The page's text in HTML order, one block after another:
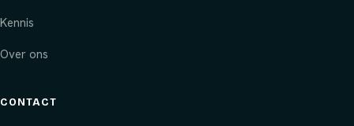
Kennis
Over ons
CONTACT